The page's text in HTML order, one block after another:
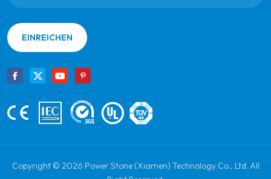
EINREICHEN
Copyright © 2026 Power Stone (Xiamen) Technology Co., Ltd. All